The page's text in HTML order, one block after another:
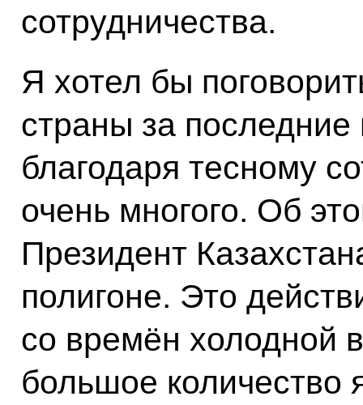
сотрудничества.
Я хотел бы
страны за последние
благодаря тесному
очень многого. Об
Президент
полигоне. Это
со времён холодной
большое количество